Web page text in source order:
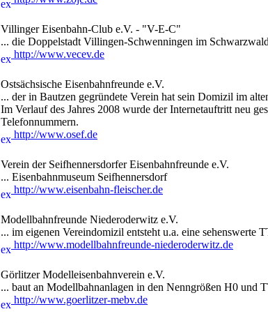
Villinger Eisenbahn-Club e.V. - "V-E-C"
... die Doppelstadt Villingen-Schwenningen im
http://www.vecev.de
Ostsächsische Eisenbahnfreunde e.V.
... der in Bautzen gegründete Verein hat sein Domizil im
Im Verlauf des Jahres 2008 wurde der Internetauftritt neu
Telefonnummern.
http://www.osef.de
Verein der Seifhennersdorfer Eisenbahnfreunde e.V.
... Eisenbahnmuseum Seifhennersdorf
http://www.eisenbahn-fleischer.de
Modellbahnfreunde Niederoderwitz e.V.
... im eigenen Vereindomizil entsteht u.a. eine sehenswerte
http://www.modellbahnfreunde-niederoderwitz.de
Görlitzer Modelleisenbahnverein e.V.
... baut an Modellbahnanlagen in den Nenngrößen H0
http://www.goerlitzer-mebv.de